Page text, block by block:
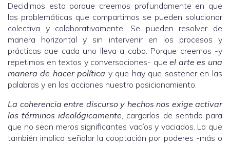
Decidimos esto porque creemos profundamente en que
las problemáticas que compartimos se pueden solucionar
colectiva y colaborativamente. Se pueden resolver de
manera horizontal y sin intervenir en los procesos y
prácticas que cada uno lleva a cabo. Porque creemos -y
repetimos en textos y conversaciones- que el arte es una
manera de hacer política y que hay que sostener en las
palabras y en las acciones nuestro posicionamiento.
La coherencia entre discurso y hechos nos exige activar
los términos ideológicamente, cargarlos de sentido para
que no sean meros significantes vacíos y vaciados. Lo que
también implica señalar la cooptación por poderes -más o